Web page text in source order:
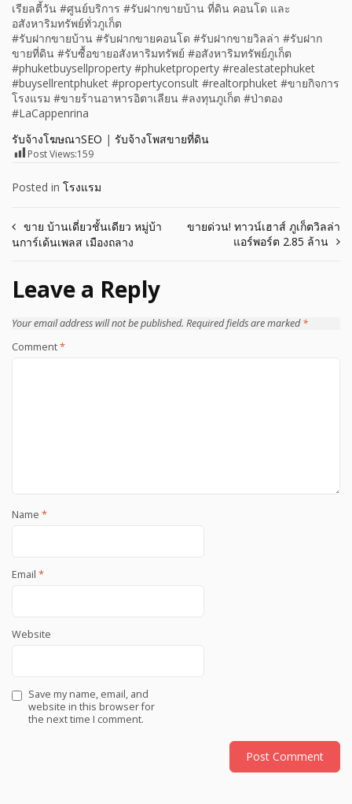
เรียลตี้วัน #ศูนย์บริการ #รับฝากขายบ้าน ที่ดิน คอนโด และ
อสังหาริมทรัพย์ทั่วภูเก็ต
#รับฝากขายบ้าน #รับฝากขายคอนโด #รับฝากขายวิลล่า #รับฝาก
ขายที่ดิน #รับซื้อขายอสังหาริมทรัพย์ #อสังหาริมทรัพย์ภูเก็ต
#phuketbuysellproperty #phuketproperty #realestatephuket
#buysellrentphuket #propertyconsult #realtorphuket #ขายกิจการ
โรงแรม #ขายร้านอาหารอิตาเลียน #ลงทุนภูเก็ต #ป่าตอง
#LaCappenrina
รับจ้างโฆษณาSEO | รับจ้างโพสขายที่ดิน
Post Views:159
Posted in โรงแรม
Post
ขาย บ้านเดี่ยวชั้นเดียว หมู่บ้า
นการ์เด้นเพลส เมืองถลาง
ขายด่วน! ทาวน์เฮาส์ ภูเก็ตวิลล่า
แอร์พอร์ต 2.85 ล้าน
Leave a Reply
Your email address will not be published. Required fields are marked*
Comment*
Name *
Email *
Website
Save my name, email, and
website in this browser for
the next time I comment.